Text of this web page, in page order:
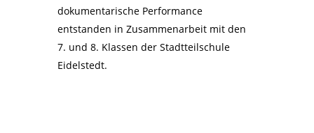
dokumentarische Performance
entstanden in Zusammenarbeit mit den
7. und 8. Klassen der Stadtteilschule
Eidelstedt.